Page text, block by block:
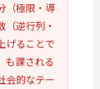
（極限・導
（逆行列・
げることで
も課される
会的なテー